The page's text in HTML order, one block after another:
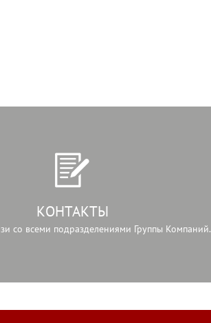
КОНТАКТЫ
со всеми подразделениями Группы Компаний.